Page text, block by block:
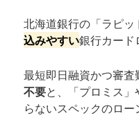
北海道銀行の「ラピッ
込みやすい銀行カード
最短即日融資かつ審
不要と、「プロミス
らないスペックのロー